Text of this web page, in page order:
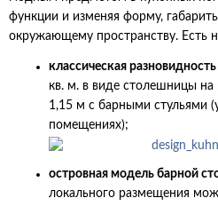
функции и изменяя форму,
окружающему пространству. Есть
классическая
кв. м. в виде столешницы
1,15 м с барными стульями
помещениях);
островная модель барной
локального размещения